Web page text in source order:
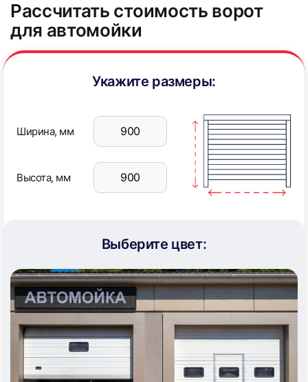
Рассчитать стоимость ворот
для автомойки
Укажите размеры:
Ширина, мм
Высота, мм
Выберите цвет: